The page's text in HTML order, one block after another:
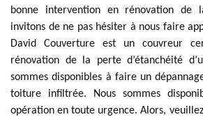
bonne intervention en rénovation de
invitons de ne pas hésiter à nous faire
David Couverture est un couvreur
rénovation de la perte d’étanchéité
sommes disponibles à faire un
toiture infiltrée. Nous sommes
opération en toute urgence. Alors,